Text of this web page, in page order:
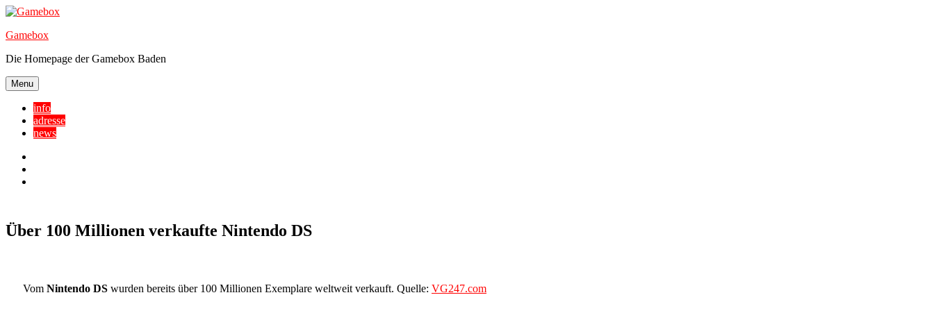
Skip
content
Gamebox
Die Homepage der Gamebox Baden
Menu
info
adresse
news
Über 100 Millionen verkaufte Nintendo DS
Vom Nintendo DS wurden bereits über 100 Millionen Exemplare weltweit verkauft. Quelle: VG247.com